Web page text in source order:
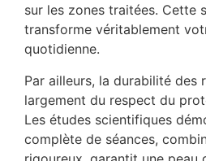
sur les zones traitées. Cette
transforme véritablement
quotidienne.
Par ailleurs, la durabilité des
largement du respect du
Les études scientifiques
complète de séances,